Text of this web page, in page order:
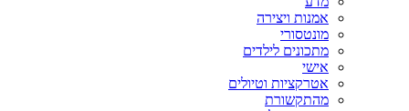
אמנות ויצירה
מונטסורי
מתכונים לילדים
אישי
אטרקציות וטיולים
מהתקשורת